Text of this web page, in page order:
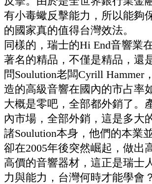
有小毒蠍反擊能力，所以能夠
的國家真的值得台灣效法。
同樣的，瑞士的Hi End音響業
著名的精品，不僅是精品，還
問Soulution老闆Cyrill Hammer
造的高級音響在國內的市占率
大概是零吧，全部都外銷了。
內市場，全部外銷，這是多大
諸Soulution本身，他們的本業
卻在2005年後突然崛起，做出
高價的音響器材，這正是瑞士
力與能力，台灣何時才能學會？